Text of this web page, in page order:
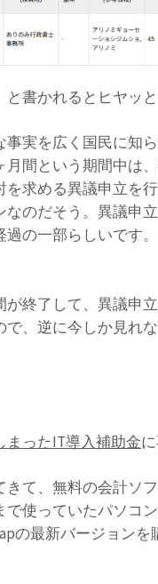
と書かれるとヒヤッと
実を広く国民に知
間という期間中は
求める異議申立を
なのだそう。異議申
の一部らしいです。
が終了して、異議申
、逆に今しか見れな
まったIT導入補助金
て、無料の会計ソ
使っていたパソコ
の最新バージョンを